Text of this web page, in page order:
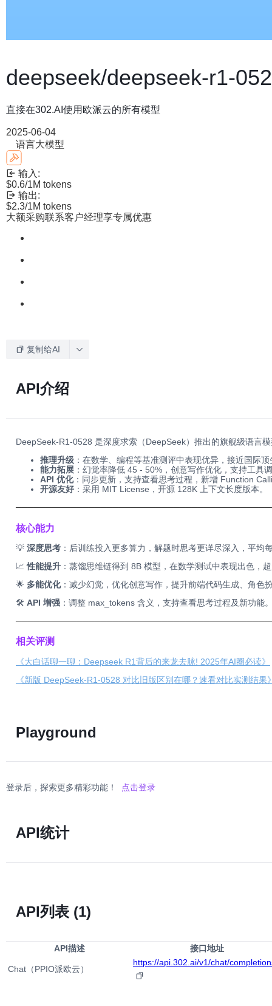
deepseek/deepseek-r1-
直接在302.AI使用欧派云的所有模型
2025-06-04
语言大模型
输入:
$0.6/1M tokens
输出:
$2.3/1M tokens
大额采购联系客户经理享专属优惠
复制给AI
API介绍
DeepSeek-R1-0528 是深度求索（DeepSeek）推出的旗舰级语言
推理升级 ：在数学、编程等基准测评中表现优异，接近国际
能力拓展 ：幻觉率降低 45 - 50%，创意写作优化，支持工具
API 优化：同步更新，支持查看思考过程，新增 Function
开源友好 ：采用 MIT License，开源 128K 上下文长度版本。
核心能力
💡 深度思考 ：后训练投入更多算力，解题时思考更详尽深入，平均
📈性能提升 ：蒸馏思维链得到 8B 模型，在数学测试中表现出色，
🌟 多能优化：减少幻觉，优化创意写作，提升前端代码生成、角色
🛠️ API 增强 ：调整 max_tokens 含义，支持查看思考过程及新功能
相关评测
《大白话聊一聊：Deepseek R1背后的来龙去脉! 2025年AI圈必读》
《新版 DeepSeek-R1-0528 对比旧版区别在哪？速看对比实测结果
Playground
登录后，探索更多精彩功能！ 点击登录
API统计
API列表 (1)
API描述 接口地址
Chat（PPIO派欧云）
https://api.302.ai/v1/chat/